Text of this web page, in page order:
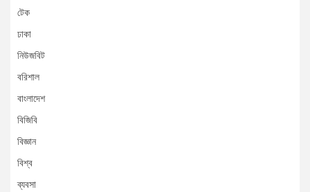
টেক
ঢাকা
নিউজবিট
বরিশাল
বাংলাদেশ
বিজিবি
বিজ্ঞান
বিশ্ব
ব্যবসা